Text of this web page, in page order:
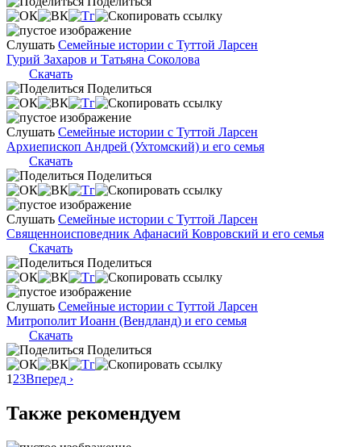
Слушать Семейные истории с Туттой Ларсен
Гурий Захаров и Татьяна Соколова
Скачать
Поделиться
Слушать Семейные истории с Туттой Ларсен
Архиепископ Андрей (Ухтомский) и его семья
Скачать
Поделиться
Слушать Семейные истории с Туттой Ларсен
Священноисповедник Афанасий Ковровский и его семья
Скачать
Поделиться
Слушать Семейные истории с Туттой Ларсен
Митрополит Иоанн (Вендланд) и его семья
Скачать
Поделиться
1 23Вперед ›
Также рекомендуем